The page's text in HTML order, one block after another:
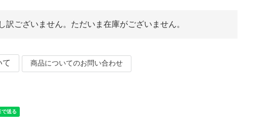
訳ございません。ただいま在庫がございません。
て 商品についてのお問い合わせ